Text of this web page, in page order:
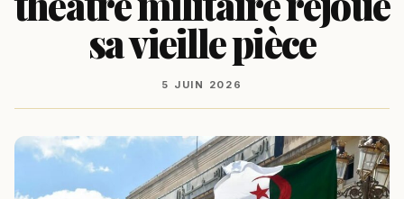
sa vieille pièce
5 JUIN 2026